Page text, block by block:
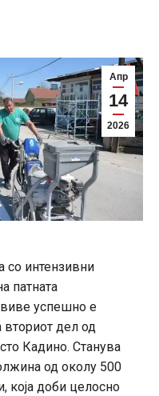
Апр
14
2026
интензивни
патната
успешно е
вториот дел од
Кадино. Станува
од околу 500
која доби целосно